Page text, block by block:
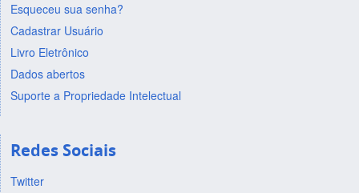
Esqueceu sua senha?
Cadastrar Usuário
Livro Eletrônico
Dados abertos
Suporte a Propriedade Intelectual
Redes Sociais
Twitter